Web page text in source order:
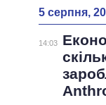
5 серпня,
14:03